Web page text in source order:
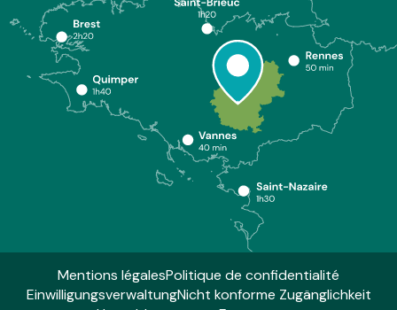
Mentions légalesPolitique de confidentialité
EinwilligungsverwaltungNicht konforme Zugänglichkeit